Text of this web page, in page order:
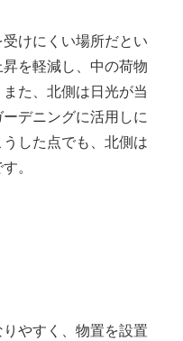
けにくい場所だとい
を軽減し、中の荷物
た、北側は日光が当
デニングに活用しに
した点でも、北側は
。
やすく、物置を設置